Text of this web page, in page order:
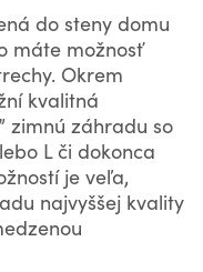
hnedá alebo
podľa vašich
do steny domu
máte možnosť
Okrem
kvalitná
zimnú záhradu so
L či dokonca
je veľa,
najvyššej kvality